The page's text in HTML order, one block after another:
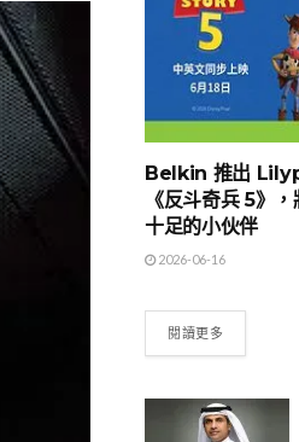
Belkin 推出
《反斗奇兵 5》
十足的小伙伴
2026-06-16
閱讀更多